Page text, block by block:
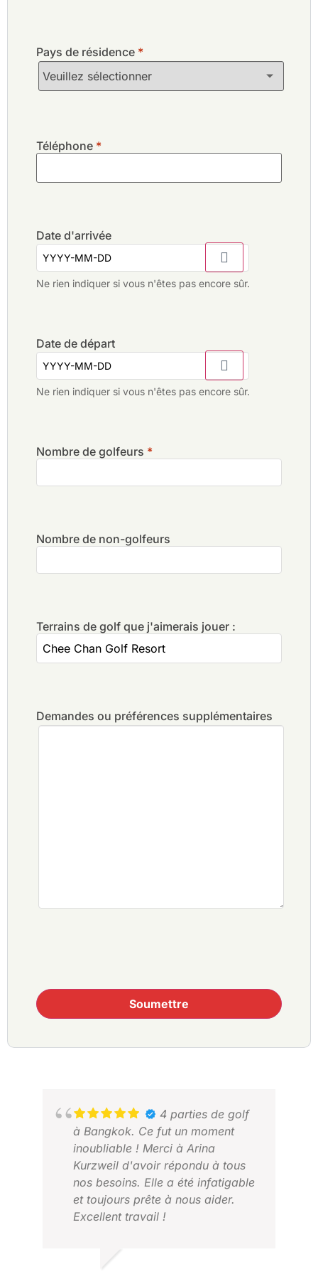
Treasure Hill Golf & Country Club
Wangjuntr Golf & Nature Park, Highland Course
Wangjuntr Golf & Nature Park, Jungle Course
Pays de résidence *
Téléphone *
Date d'arrivée
Ne rien indiquer si vous n'êtes pas encore sûr.
Date de départ
Ne rien indiquer si vous n'êtes pas encore sûr.
Nombre de golfeurs *
Nombre de non-golfeurs
Terrains de golf que j'aimerais jouer :
Demandes ou préférences supplémentaires
Soumettre
4 parties de golf
à Bangkok. Ce fut un moment
inoubliable ! Merci à Arina
Kurzweil d'avoir répondu à tous
nos besoins. Elle a été infatigable
et toujours prête à nous aider.
Excellent travail !